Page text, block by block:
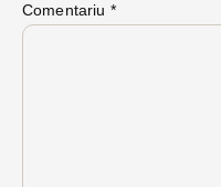
Comentariu *